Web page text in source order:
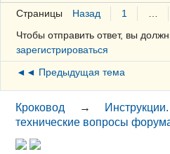
Страницы Назад 1
Чтобы отправить ответ, вы
зарегистрироваться
◄◄ Предыдущая тема
Кроковод →
технические вопросы